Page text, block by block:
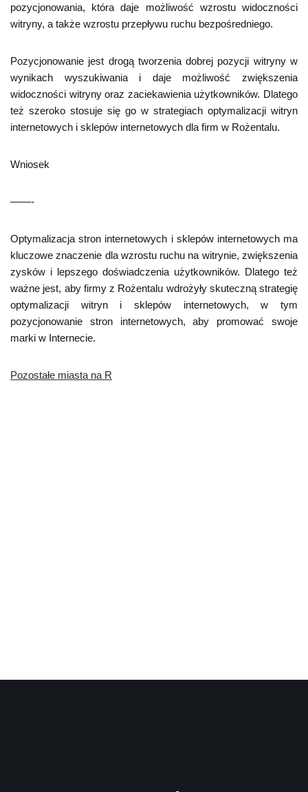
pozycjonowania, która daje możliwość wzrostu widoczności
witryny, a także wzrostu przepływu ruchu bezpośredniego.
Pozycjonowanie jest drogą tworzenia dobrej pozycji witryny w
wynikach wyszukiwania i daje możliwość zwiększenia
widoczności witryny oraz zaciekawienia użytkowników. Dlatego
też szeroko stosuje się go w strategiach optymalizacji witryn
internetowych i sklepów internetowych dla firm w Rożentalu.
Wniosek
——-
Optymalizacja stron internetowych i sklepów internetowych ma
kluczowe znaczenie dla wzrostu ruchu na witrynie, zwiększenia
zysków i lepszego doświadczenia użytkowników. Dlatego też
ważne jest, aby firmy z Rożentalu wdrożyły skuteczną strategię
optymalizacji witryn i sklepów internetowych, w tym
pozycjonowanie stron internetowych, aby promować swoje
marki w Internecie.
Pozostałe miasta na R